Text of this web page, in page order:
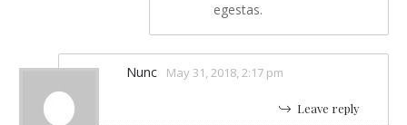
egestas.
Nunc May 31, 2018, 2:17 pm
Leave reply